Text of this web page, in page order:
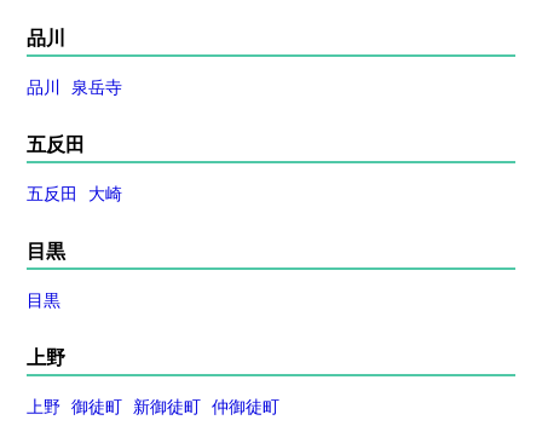
品川
品川 泉岳寺
五反田
五反田 大崎
目黒
目黒
上野
上野 御徒町 新御徒町 仲御徒町